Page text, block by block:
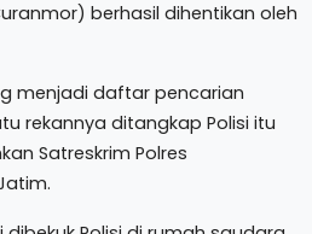
berhasil dihentikan oleh
menjadi daftar pencarian
rekannya ditangkap Polisi itu
Satreskrim Polres